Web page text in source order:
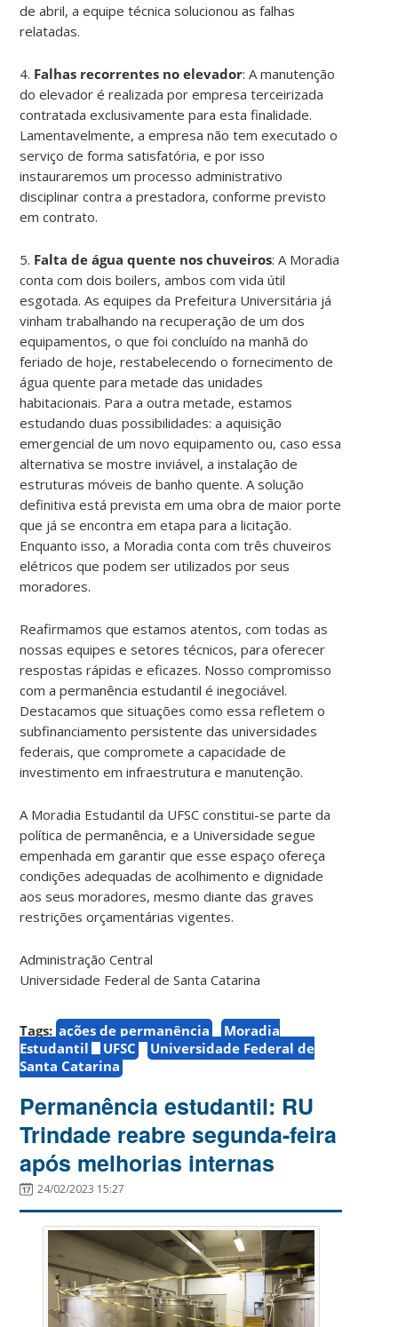
de abril, a equipe técnica solucionou as falhas
relatadas.
4.⁠ ⁠ Falhas recorrentes no elevador: A manutenção
do elevador é realizada por empresa terceirizada
contratada exclusivamente para esta finalidade.
Lamentavelmente, a empresa não tem executado o
serviço de forma satisfatória, e por isso
instauraremos um processo administrativo
disciplinar contra a prestadora, conforme previsto
em contrato.
5.⁠ ⁠ Falta de água quente nos chuveiros: A Moradia
conta com dois boilers, ambos com vida útil
esgotada. As equipes da Prefeitura Universitária já
vinham trabalhando na recuperação de um dos
equipamentos, o que foi concluído na manhã do
feriado de hoje, restabelecendo o fornecimento de
água quente para metade das unidades
habitacionais. Para a outra metade, estamos
estudando duas possibilidades: a aquisição
emergencial de um novo equipamento ou, caso essa
alternativa se mostre inviável, a instalação de
estruturas móveis de banho quente. A solução
definitiva está prevista em uma obra de maior porte
que já se encontra em etapa para a licitação.
Enquanto isso, a Moradia conta com três chuveiros
elétricos que podem ser utilizados por seus
moradores.
Reafirmamos que estamos atentos, com todas as
nossas equipes e setores técnicos, para oferecer
respostas rápidas e eficazes. Nosso compromisso
com a permanência estudantil é inegociável.
Destacamos que situações como essa refletem o
subfinanciamento persistente das universidades
federais, que compromete a capacidade de
investimento em infraestrutura e manutenção.
A Moradia Estudantil da UFSC constitui-se parte da
política de permanência, e a Universidade segue
empenhada em garantir que esse espaço ofereça
condições adequadas de acolhimento e dignidade
aos seus moradores, mesmo diante das graves
restrições orçamentárias vigentes.
Administração Central
Universidade Federal de Santa Catarina
Tags: ações de permanência
Moradia
Estudantil
UFSC
Universidade Federal de
Santa Catarina
Permanência estudantil: RU
Trindade reabre segunda-feira
após melhorias internas
24/02/2023 15:27